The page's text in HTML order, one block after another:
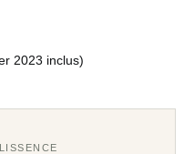
2023 inclus)